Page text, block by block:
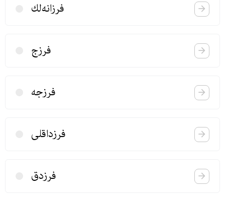
فرزانه‌لك
فرزج
فرزجه
فرزداقلی
فرزدق